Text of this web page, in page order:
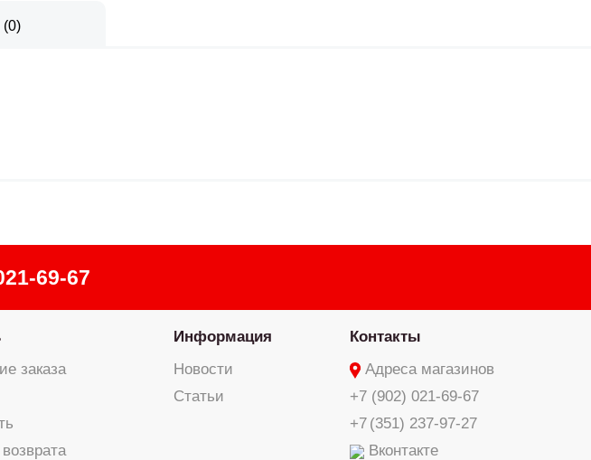
(0)
69-67
заказа
Информация
Новости
Статьи
Контакты
Адреса магазинов
+7 (902) 021-69-67
+7 (351) 237-97-27
Вконтакте